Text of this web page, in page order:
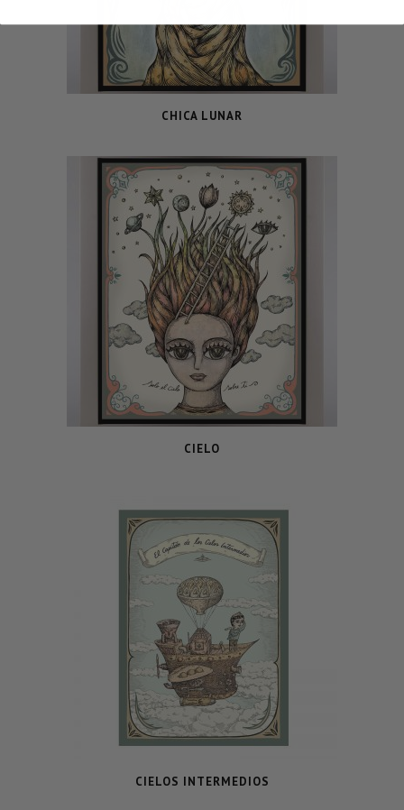
CHICA LUNAR
CIELO
CIELOS INTERMEDIOS